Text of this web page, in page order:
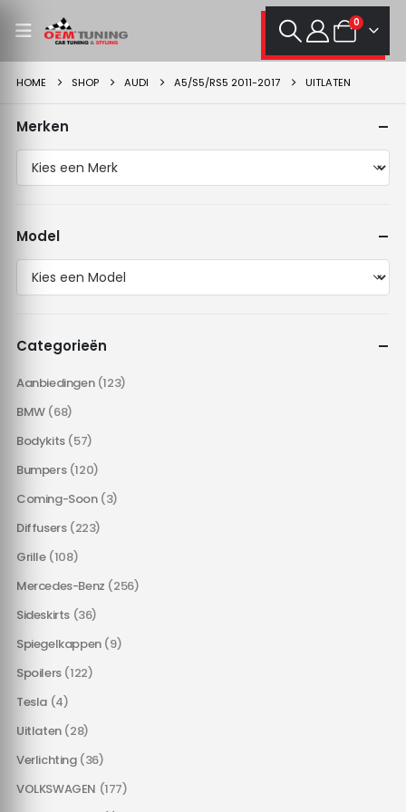
0
HOME SHOP AUDI A5/S5/RS5 2011-2017 UITLATEN
Merken
Model
Categorieën
Aanbiedingen (123)
BMW (68)
Bodykits (57)
Bumpers (120)
Coming-Soon (3)
Diffusers (223)
Grille (108)
Mercedes-Benz (256)
Sideskirts (36)
Spiegelkappen (9)
Spoilers (122)
Tesla (4)
Uitlaten (28)
Verlichting (36)
VOLKSWAGEN (177)